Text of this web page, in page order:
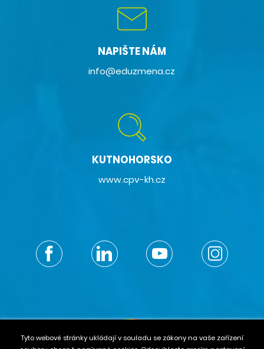
NAPIŠTE NÁM
info@eduzmena.cz
KUTNOHORSKO
www.cpv-kh.cz
Tyto webové stránky ukládají v souladu se zákony na vaše zařízení